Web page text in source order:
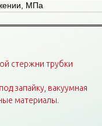
МПа
стержни трубки
запайку, вакуумная
материалы.